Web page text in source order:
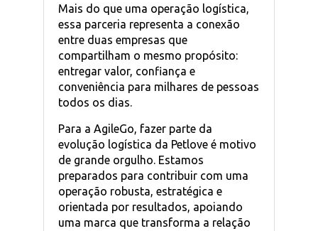
Mais do que uma operação logística,
essa parceria representa a conexão
entre duas empresas que
compartilham o mesmo propósito:
entregar valor, confiança e
conveniência para milhares de pessoas
todos os dias.
Para a AgileGo, fazer parte da
evolução logística da Petlove é motivo
de grande orgulho. Estamos
preparados para contribuir com uma
operação robusta, estratégica e
orientada por resultados, apoiando
uma marca que transforma a relação